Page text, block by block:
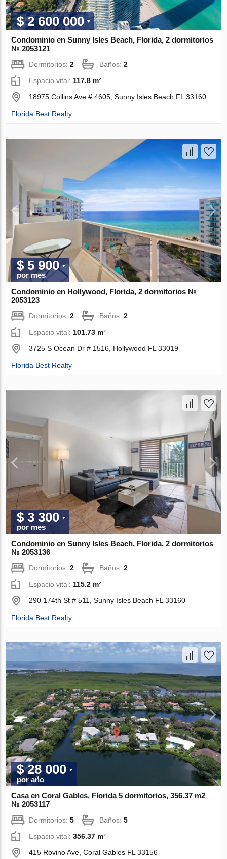
$ 2 600 000
Condominio en Sunny Isles Beach, Florida, 2 dormitorios
№ 2053121
Dormitorios:2 Baños:2
Espacio vital: 117.8 m²
18975 Collins Ave # 4605, Sunny Isles Beach FL 33160
Florida Best Realty
$ 5 900
por mes
Condominio en Hollywood, Florida, 2 dormitorios №
2053123
Dormitorios:2 Baños:2
Espacio vital:101.73 m²
3725 S Ocean Dr # 1516, Hollywood FL 33019
Florida Best Realty
$ 3 300
por mes
Condominio en Sunny Isles Beach, Florida, 2 dormitorios
№ 2053136
Dormitorios:2 Baños:2
Espacio vital: 115.2 m²
290 174th St # 511, Sunny Isles Beach FL 33160
Florida Best Realty
$ 28 000
por año
Casa en Coral Gables, Florida 5 dormitorios, 356.37 m2
№ 2053117
Dormitorios:5 Baños:5
Espacio vital:356.37 m²
415 Rovino Ave, Coral Gables FL 33156